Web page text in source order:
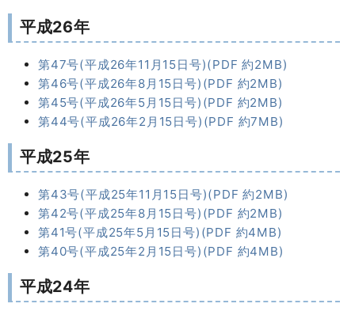
平成26年
第47号(平成26年11月15日号)(PDF 約2MB)
第46号(平成26年8月15日号)(PDF 約2MB)
第45号(平成26年5月15日号)(PDF 約2MB)
第44号(平成26年2月15日号)(PDF 約7MB)
平成25年
第43号(平成25年11月15日号)(PDF 約2MB)
第42号(平成25年8月15日号)(PDF 約2MB)
第41号(平成25年5月15日号)(PDF 約4MB)
第40号(平成25年2月15日号)(PDF 約4MB)
平成24年